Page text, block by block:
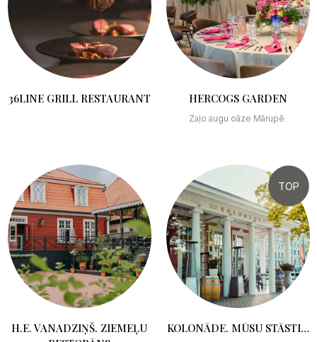
36LINE GRILL RESTAURANT HERCOGS GARDEN
Zaļo augu oāze Mārupē.
H.E. VANADZIŅŠ. ZIEMEĻU
TOP
KOLONĀDE. MŪSU STĀSTI…